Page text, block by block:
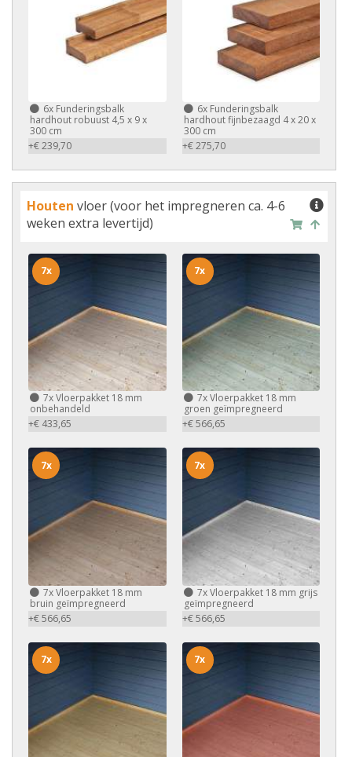
6x Funderingsbalk
hardhout robuust 4,5 x 9 x
300 cm
+€ 239,70
6xFunderingsbalk
hardhout fijnbezaagd 4 x 20 x
300 cm
+€ 275,70
Houten vloer (voor het impregneren ca. 4-6
weken extra levertijd)
7xVloerpakket 18 mm
onbehandeld
+€ 433,65
7x
7xVloerpakket 18 mm
groen geïmpregneerd
+€ 566,65
7x
7xVloerpakket 18 mm
bruin geïmpregneerd
+€ 566,65
7x
7xVloerpakket 18 mm grijs
geïmpregneerd
+€ 566,65
7x
7x 7x